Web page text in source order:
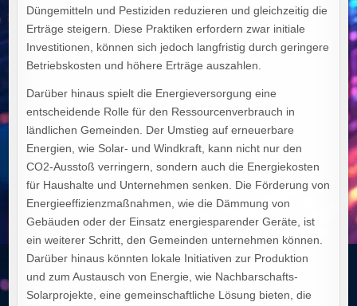
Düngemitteln und Pestiziden reduzieren und gleichzeitig die
Erträge steigern. Diese Praktiken erfordern zwar initiale
Investitionen, können sich jedoch langfristig durch geringere
Betriebskosten und höhere Erträge auszahlen.
Darüber hinaus spielt die Energieversorgung eine
entscheidende Rolle für den Ressourcenverbrauch in
ländlichen Gemeinden. Der Umstieg auf erneuerbare
Energien, wie Solar- und Windkraft, kann nicht nur den
CO2-Ausstoß verringern, sondern auch die Energiekosten
für Haushalte und Unternehmen senken. Die Förderung von
Energieeffizienzmaßnahmen, wie die Dämmung von
Gebäuden oder der Einsatz energiesparender Geräte, ist
ein weiterer Schritt, den Gemeinden unternehmen können.
Darüber hinaus könnten lokale Initiativen zur Produktion
und zum Austausch von Energie, wie Nachbarschafts-
Solarprojekte, eine gemeinschaftliche Lösung bieten, die